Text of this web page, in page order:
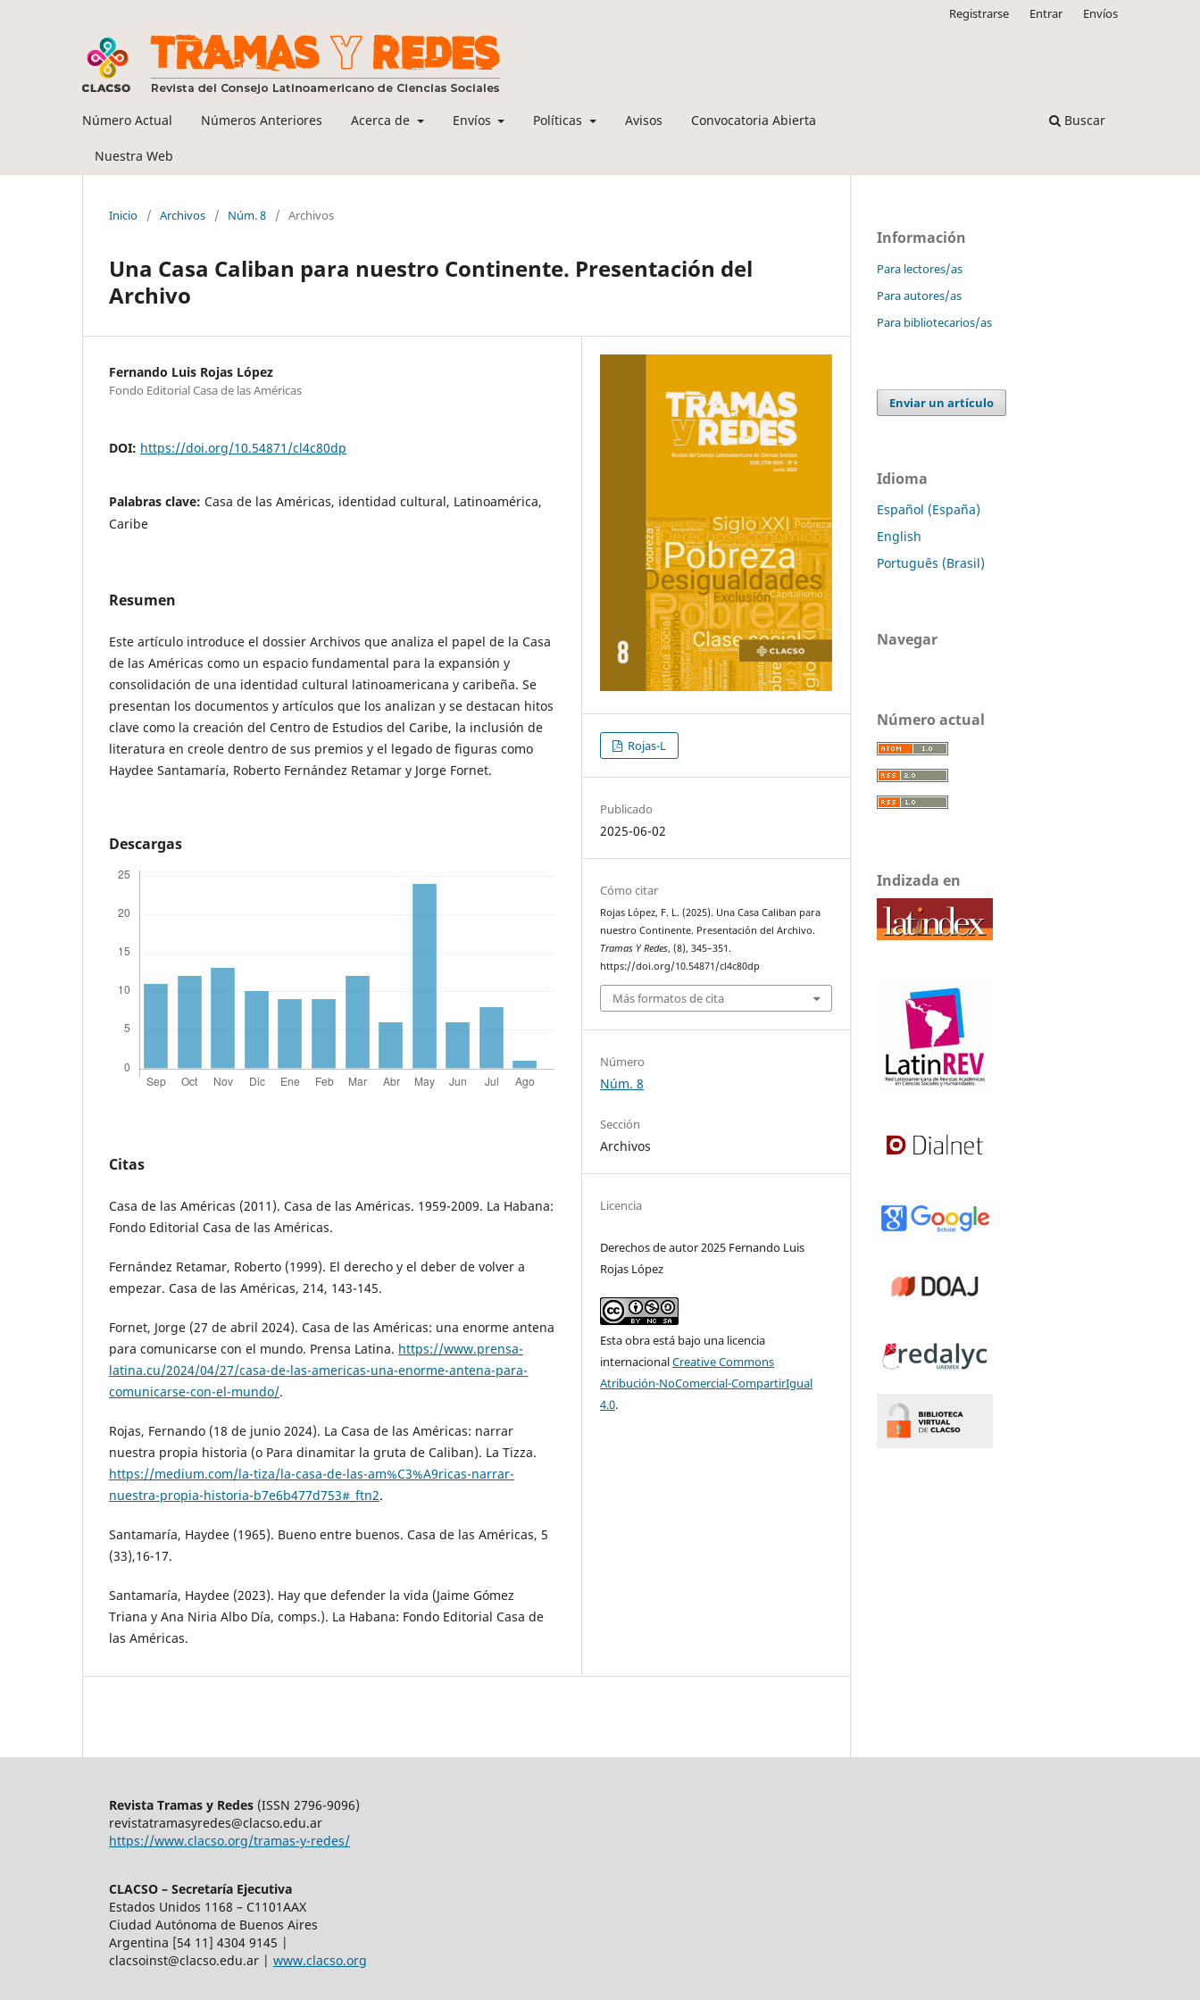
Número Actual Números Anteriores Acerca de Envíos Políticas Avisos Convocatoria Abierta
Nuestra Web
Buscar
Registrarse Entrar Envíos
Inicio / Archivos / Núm. 8 / Archivos
Una Casa Caliban para nuestro Continente. Presentación del
Archivo
Fernando Luis Rojas López
Fondo Editorial Casa de las Américas
DOI: https://doi.org/10.54871/cl4c80dp
Palabras clave: Casa de las Américas, identidad cultural, Latinoamérica,
Caribe
Resumen
Este artículo introduce el dossier Archivos que analiza el papel de la Casa
de las Américas como un espacio fundamental para la expansión y
consolidación de una identidad cultural latinoamericana y caribeña. Se
presentan los documentos y artículos que los analizan y se destacan hitos
clave como la creación del Centro de Estudios del Caribe, la inclusión de
literatura en creole dentro de sus premios y el legado de figuras como
Haydee Santamaría, Roberto Fernández Retamar y Jorge Fornet.
Descargas
Citas
Casa de las Américas (2011). Casa de las Américas. 1959-2009. La Habana:
Fondo Editorial Casa de las Américas.
Fernández Retamar, Roberto (1999). El derecho y el deber de volver a
empezar. Casa de las Américas, 214, 143-145.
Fornet, Jorge (27 de abril 2024). Casa de las Américas: una enorme antena
para comunicarse con el mundo. Prensa Latina. https://www.prensa-
latina.cu/2024/04/27/casa-de-las-americas-una-enorme-antena-para-
comunicarse-con-el-mundo/.
Rojas, Fernando (18 de junio 2024). La Casa de las Américas: narrar
nuestra propia historia (o Para dinamitar la gruta de Caliban). La Tizza.
https://medium.com/la-tiza/la-casa-de-las-am%C3%A9ricas-narrar-
nuestra-propia-historia-b7e6b477d753#_ftn2.
Santamaría, Haydee (1965). Bueno entre buenos. Casa de las Américas, 5
(33),16-17.
Santamaría, Haydee (2023). Hay que defender la vida (Jaime Gómez
Triana y Ana Niria Albo Día, comps.). La Habana: Fondo Editorial Casa de
las Américas.
Rojas-L
Publicado
2025-06-02
Cómo citar
Rojas López, F. L. (2025). Una Casa Caliban para
nuestro Continente. Presentación del Archivo.
Tramas Y Redes, (8), 345–351.
https://doi.org/10.54871/cl4c80dp
Más formatos de cita
Número
Núm. 8
Sección
Archivos
Licencia
Derechos de autor 2025 Fernando Luis
Rojas López
Esta obra está bajo una licencia
internacionalCreative Commons
Atribución-NoComercial-CompartirIgual
4.0.
Información
Para lectores/as
Para autores/as
Para bibliotecarios/as
Enviar un artículo
Idioma
Español (España)
English
Português (Brasil)
Navegar
Número actual
Indizada en
Revista Tramas y Redes (ISSN 2796-9096)
revistatramasyredes@clacso.edu.ar
https://www.clacso.org/tramas-y-redes/
CLACSO – Secretaría Ejecutiva
Estados Unidos 1168 – C1101AAX
Ciudad Autónoma de Buenos Aires
Argentina [54 11] 4304 9145 |
clacsoinst@clacso.edu.ar | www.clacso.org